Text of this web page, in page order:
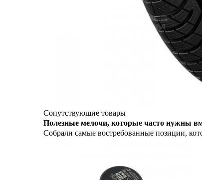
Сопутствующие товары
Полезные мелочи, которые часто нужны
Собрали самые востребованные позиции,